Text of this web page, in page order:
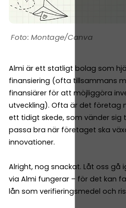
Montage/Canva
Almi är ett statligt bolag som
finansiering (ofta tillsammans
finansiärer för att möjliggöra
utveckling). Ofta är det företag
ett tidigt skede, som vänder sig
passa bra när företaget ska
innovationer.
Alright, nog snackat. Låt oss gå
via Almi fungerar – för det kan
lån som verifieringsmedel och